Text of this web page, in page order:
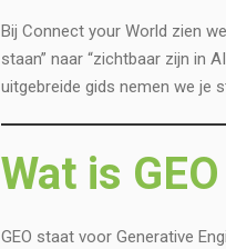
Bij Connect your World zien
staan” naar “zichtbaar zijn in
uitgebreide gids nemen we je
Wat is
GEO staat voor Generative